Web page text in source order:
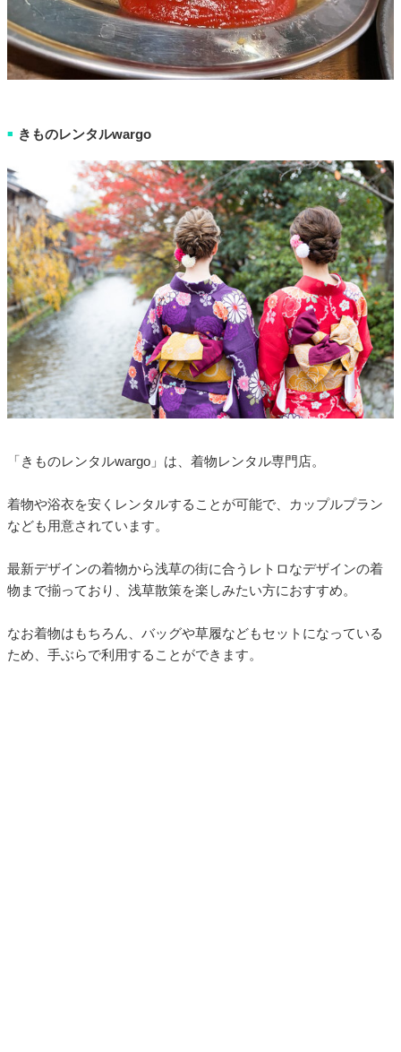
■ きものレンタルwargo
「きものレンタルwargo」は、着物レンタル専門店。
着物や浴衣を安くレンタルすることが可能で、カップルプラン
なども用意されています。
最新デザインの着物から浅草の街に合うレトロなデザインの着
物まで揃っており、浅草散策を楽しみたい方におすすめ。
なお着物はもちろん、バッグや草履などもセットになっている
ため、手ぶらで利用することができます。